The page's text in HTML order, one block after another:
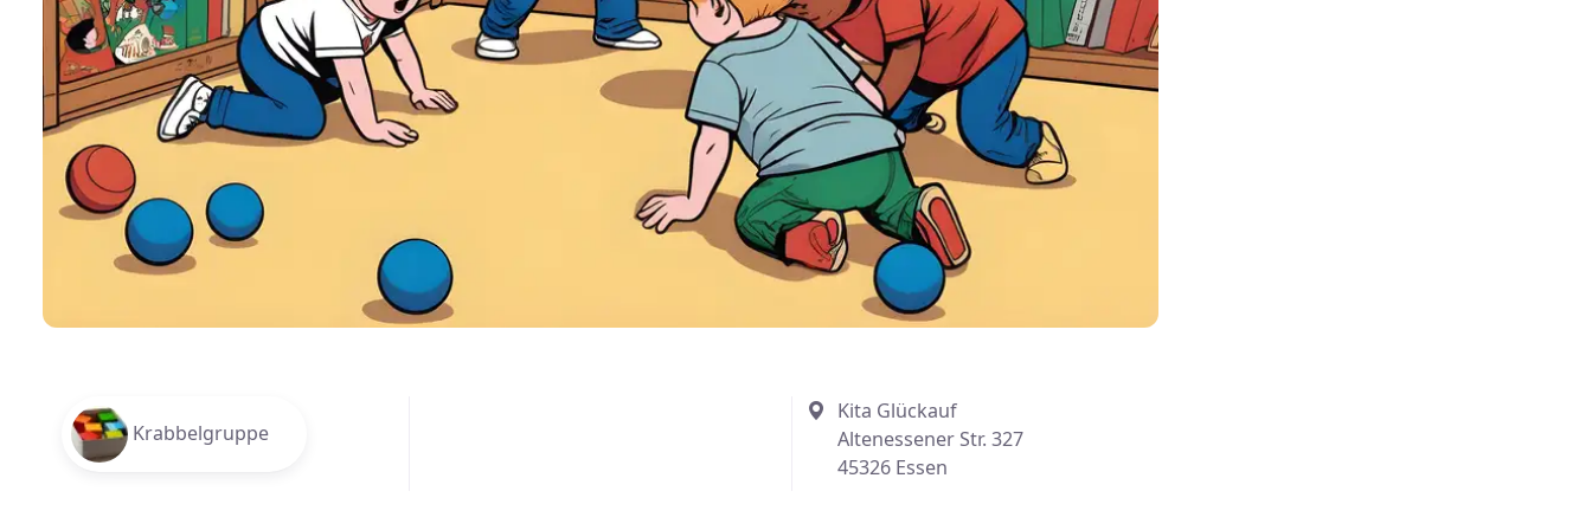
Krabbelgruppe
Kita Glückauf
Altenessener Str. 327
45326 Essen